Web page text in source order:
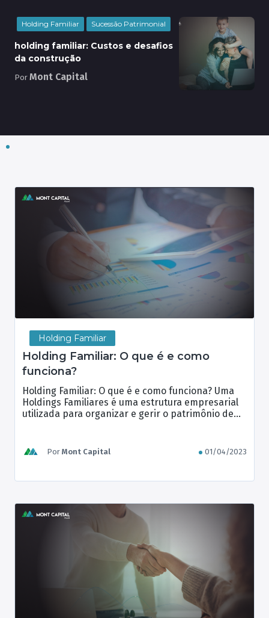
Holding Familiar Sucessão Patrimonial
holding familiar: Custos e desafios
da construção
Por Mont Capital
Holding Familiar
Holding Familiar: O que é e como
funciona?
Holding Familiar: O que é e como funciona? Uma
Holdings Familiares é uma estrutura empresarial
utilizada para organizar e gerir o patrimônio de
preservação do patrimônio familiar, além de
proporcionar vantagens fiscais e sucessórias. A
Por Mont Capital 01/04/2023